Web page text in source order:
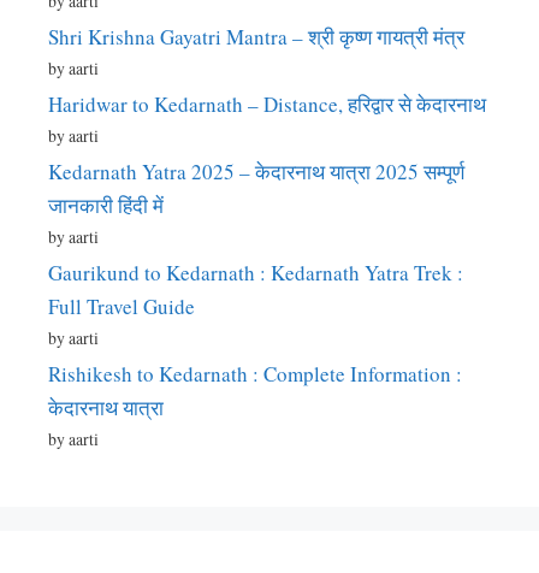
Shri Krishna Gayatri Mantra – श्री कृष्ण गायत्री मंत्र
by aarti
Haridwar to Kedarnath – Distance, हरिद्वार से केदारनाथ
by aarti
Kedarnath Yatra 2025 – केदारनाथ यात्रा 2025 सम्पूर्ण
जानकारी हिंदी में
by aarti
Gaurikund to Kedarnath : Kedarnath Yatra Trek :
Full Travel Guide
by aarti
Rishikesh to Kedarnath : Complete Information :
केदारनाथ यात्रा
by aarti